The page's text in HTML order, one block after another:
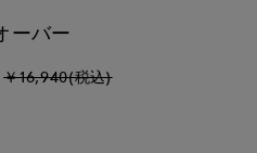
ーバー
￥16,940(税込)